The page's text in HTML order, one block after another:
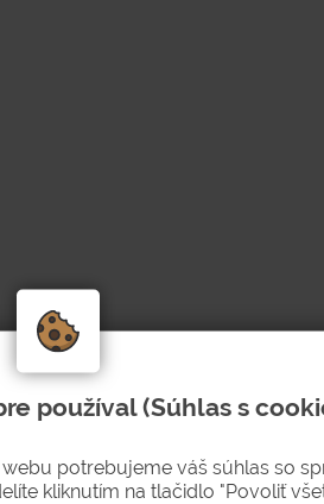
používal (Súhlas s
potrebujeme váš súhlas so
kliknutím na tlačidlo "Povoliť